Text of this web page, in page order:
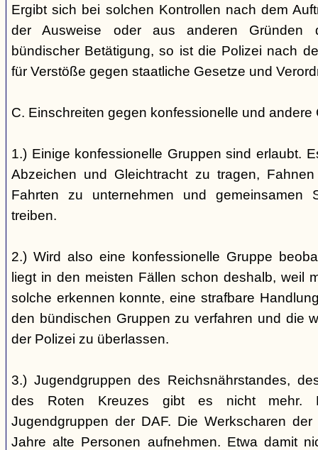
Ergibt sich bei solchen Kontrollen nach dem
der Ausweise oder aus anderen Gründen
bündischer Betätigung, so ist die Polizei nach
für Verstöße gegen staatliche Gesetze und
C. Einschreiten gegen konfessionelle und andere
1.) Einige konfessionelle Gruppen sind erlaubt.
Abzeichen und Gleichtracht zu tragen,
Fahrten zu unternehmen und gemeinsamen
treiben.
2.) Wird also eine konfessionelle Gruppe
liegt in den meisten Fällen schon deshalb, weil
solche erkennen konnte, eine strafbare
den bündischen Gruppen zu verfahren und die
der Polizei zu überlassen.
3.) Jugendgruppen des Reichsnährstandes,
des Roten Kreuzes gibt es nicht mehr.
Jugendgruppen der DAF. Die Werkscharen
Jahre alte Personen aufnehmen. Etwa damit